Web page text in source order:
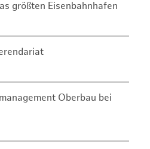
größten Eisenbahnhafen
Oberbau bei